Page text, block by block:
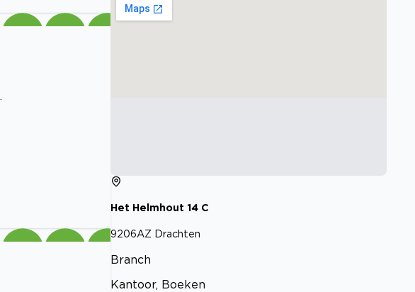
Het Helmhout 14 C
9206AZ Drachten
Branch
Kantoor, Boeken